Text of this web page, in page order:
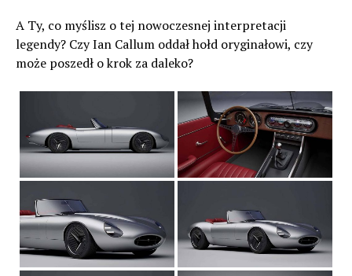
A Ty, co myślisz o tej nowoczesnej interpretacji
legendy? Czy Ian Callum oddał hołd oryginałowi, czy
może poszedł o krok za daleko?